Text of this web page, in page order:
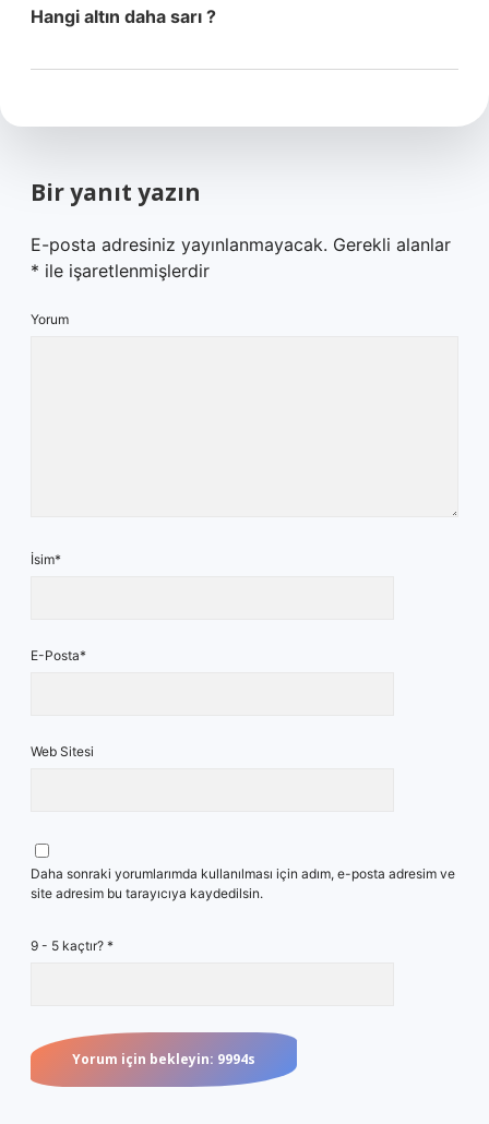
Hangi altın daha sarı ?
Bir yanıt yazın
E-posta adresiniz yayınlanmayacak. Gerekli alanlar
* ile işaretlenmişlerdir
Yorum
İsim*
E-Posta*
Web Sitesi
Daha sonraki yorumlarımda kullanılması için adım, e-posta adresim ve
site adresim bu tarayıcıya kaydedilsin.
9 - 5 kaçtır? *